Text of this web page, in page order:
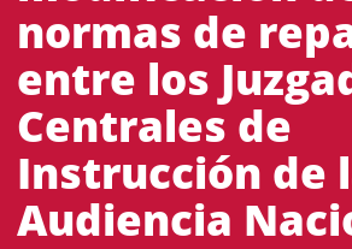
normas de
entre los
Centrales de
Instrucción de
Audiencia